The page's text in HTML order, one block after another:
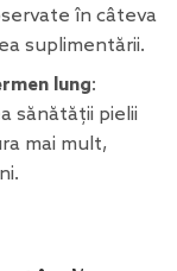
în câteva
suplimentării.
lung:
sănătății pielii
mai mult,